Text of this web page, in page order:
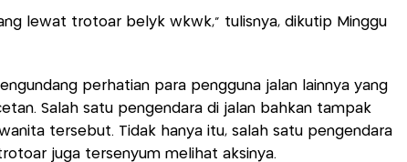
lewat trotoar belyk wkwk,” tulisnya, dikutip Minggu
perhatian para pengguna jalan lainnya yang
Salah satu pengendara di jalan bahkan tampak
tersebut. Tidak hanya itu, salah satu pengendara
juga tersenyum melihat aksinya.